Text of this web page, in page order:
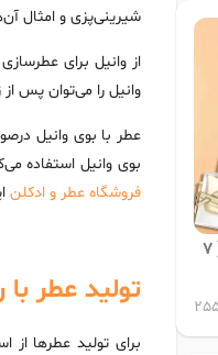
معرفی خوشبو ترین عطرهای زمستانی زنانه ( 7
شیرینی‌پزی و امثال
از وانیل برای
وانیل را می‌توان پس از
عطر با بوی وانیل
بوی وانیل استفاده
فروشگاه عطر و ادکلن
تولید عطر با
برای تولید عطرها